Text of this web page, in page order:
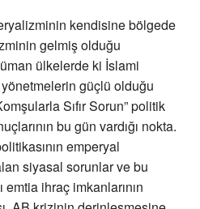
kendisine bölgede
gelmiş olduğu
ülkelerde ki İslami
güçlü olduğu
Sıfır Sorun” politik
bu gün vardığı nokta.
emperyal
siyasal sorunlar ve bu
emtia ihraç imkanlarının